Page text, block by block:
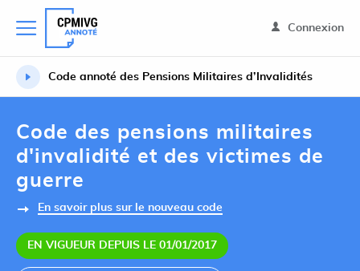
Connexion
Code annoté des Pensions Militaires d’Invalidités
Code des pensions militaires
d'invalidité et des victimes de
guerre
En savoir plus sur le nouveau code
EN VIGUEUR DEPUIS LE 01/01/2017